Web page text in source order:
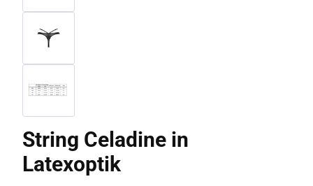
String Celadine in
Latexoptik